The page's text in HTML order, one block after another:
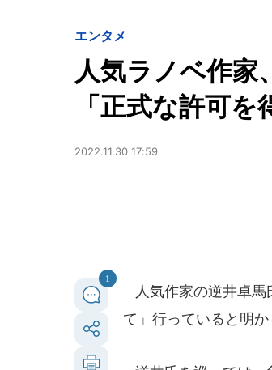
エンタメ
人気ラノベ作
「正式な許可
2022.11.30 17:59
1
人気作家の逆井卓馬
て」行っていると明か